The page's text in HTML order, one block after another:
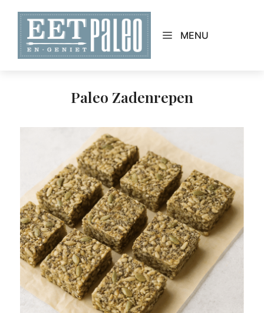
content
MENU
Paleo Zadenrepen